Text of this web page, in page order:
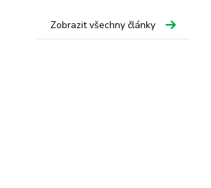
Zobrazit všechny články